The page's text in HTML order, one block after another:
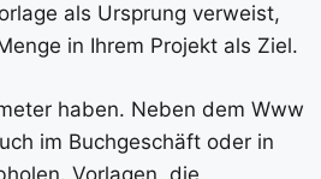
als Ursprung verweist,
in Ihrem Projekt als Ziel.
haben. Neben dem Www
im Buchgeschäft oder in
Vorlagen, die